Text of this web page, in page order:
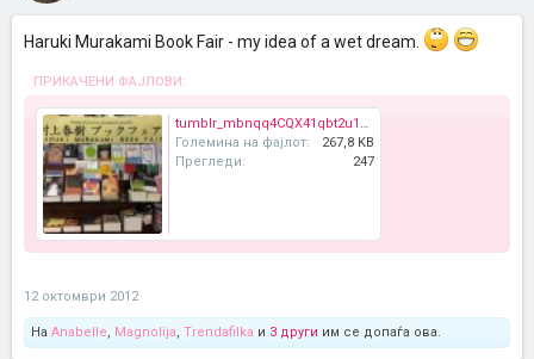
Haruki Murakami Book Fair - my idea of a wet dream.
ПРИКАЧЕНИ ФАЈЛОВИ:
tumblr_mbnqq4CQX41qbt2u1o1_500.jpg
Големина на фајлот:
267,8 KB
Прегледи:
247
12 октомври 2012
На Anabelle, Magnolija, Trendafilka и 3 други им се допаѓа ова.